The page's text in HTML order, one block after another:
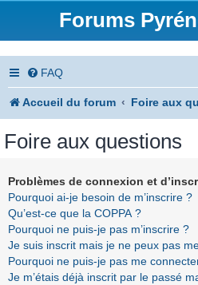
Forums
FAQ
Accueil du forum Foire aux
Foire aux questions
Problèmes de connexion et
Pourquoi ai-je besoin de m’inscrire ?
Qu’est-ce que la COPPA ?
Pourquoi ne puis-je pas m’inscrire ?
Je suis inscrit mais je ne peux pas
Pourquoi ne puis-je pas me
Je m’étais déjà inscrit par le passé